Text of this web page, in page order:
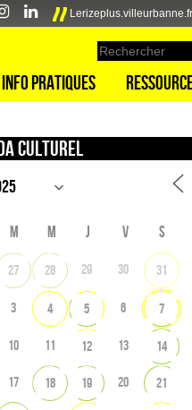
Lerizeplus.villeurbanne.fr
Info pratiques
culturel
M M J V S
27 28 29 30 31
3 4 5 6 7
10 11 12 13 14
17 18 19 20 21